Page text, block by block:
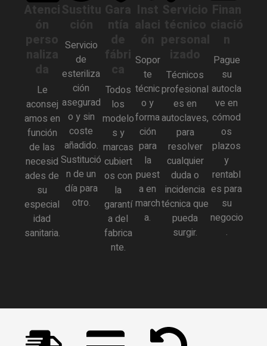
Atenci
ón
perso
naliza
Le
aconsej
amos en
función
de las
necesid
ades de
su
especial
idad
sanitaria.
Sustitu
ción
Servicio
de
esteriliza
ción
asegurad
o y sin
coste
añadido.
Sustitució
n de un
día para
otro.
Gara
de
ca
Todos
los
modelo
s y
marcas
cubiert
os con
la
garantí
a del
fabrica
nte.
Inst
alaci
ón
Sopor
te
técnic
o y
forma
ción
para
la
puest
a en
march
a.
Servicio
técnico
personal
izado
Técnicos
profesional
es en
autoclaves,
para
resolver
cualquier
duda o
incidencia
técnica que
pueda
surgir.
ciació
Pague
su
autocla
ve en
cómod
os
plazos
y
rentabl
es para
su
negocio
.